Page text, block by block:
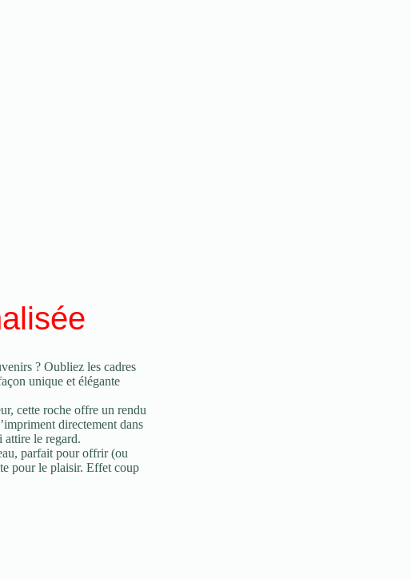
? Oubliez les cadres
unique et élégante
cette roche offre un rendu
directement dans
attire le regard.
parfait pour offrir (ou
pour le plaisir. Effet coup